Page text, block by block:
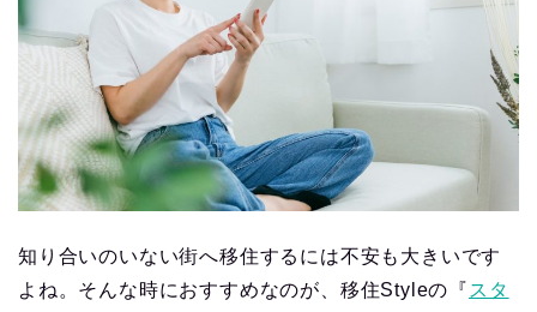
知り合いのいない街へ移住するには不安も大きいです
よね。そんな時におすすめなのが、移住Styleの『スタ